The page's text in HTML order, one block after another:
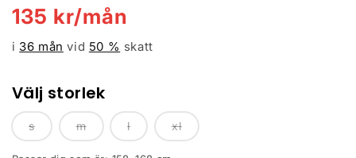
Försäljningspris
135 kr/mån
i 36 mån vid 50 % skatt
Välj storlek
s m l xl